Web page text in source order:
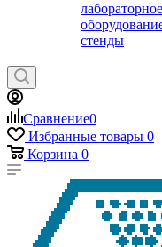
лабораторное
стенды
Сравнение0
Избранные товары 0
Корзина 0